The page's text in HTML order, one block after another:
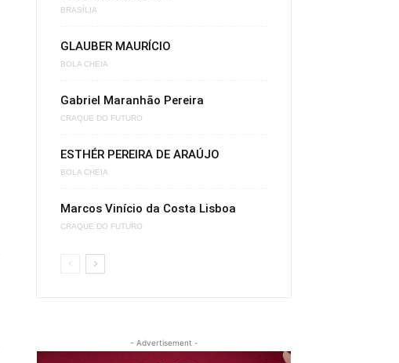
BRASÍLIA
GLAUBER MAURÍCIO
BOLA CHEIA
Gabriel Maranhão Pereira
CRAQUE DO FUTURO
ESTHÉR PEREIRA DE ARAÚJO
BOLA CHEIA
Marcos Vinício da Costa Lisboa
CRAQUE DO FUTURO
- Advertisement -